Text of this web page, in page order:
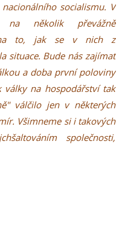
socialismu. V
několik převážně
na to, jak se v nich z
situace. Bude nás zajímat
a doba první poloviny
na hospodářství tak
válčilo jen v některých
Všimneme si i takových
společnosti,